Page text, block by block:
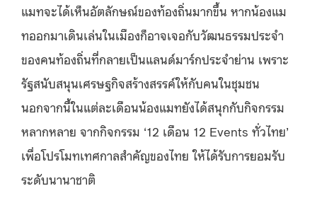
แมทจะได้เห็นอัตลักษณ์ของท้องถิ่นมากขึ้น หากน้องแม
ทออกมาเดินเล่นในเมืองก็อาจเจอกับวัฒนธรรมประจำ
ของคนท้องถิ่นที่กลายเป็นแลนด์มาร์กประจำย่าน เพราะ
รัฐสนับสนุนเศรษฐกิจสร้างสรรค์ให้กับคนในชุมชน
นอกจากนี้ในแต่ละเดือนน้องแมทยังได้สนุกกับกิจกรรม
หลากหลาย จากกิจกรรม ‘12 เดือน 12 Events ทั่วไทย’
เพื่อโปรโมทเทศกาลสำคัญของไทย ให้ได้รับการยอมรับ
ระดับนานาชาติ